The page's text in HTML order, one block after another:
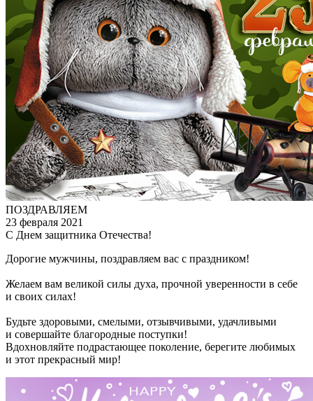
ПОЗДРАВЛЯЕМ
23 февраля 2021
С Днем защитника Отечества!
Дорогие мужчины, поздравляем вас с праздником!
Желаем вам великой силы духа, прочной уверенности в себе
и своих силах!
Будьте здоровыми, смелыми, отзывчивыми, удачливыми
и совершайте благородные поступки!
Вдохновляйте подрастающее поколение, берегите любимых
и этот прекрасный мир!